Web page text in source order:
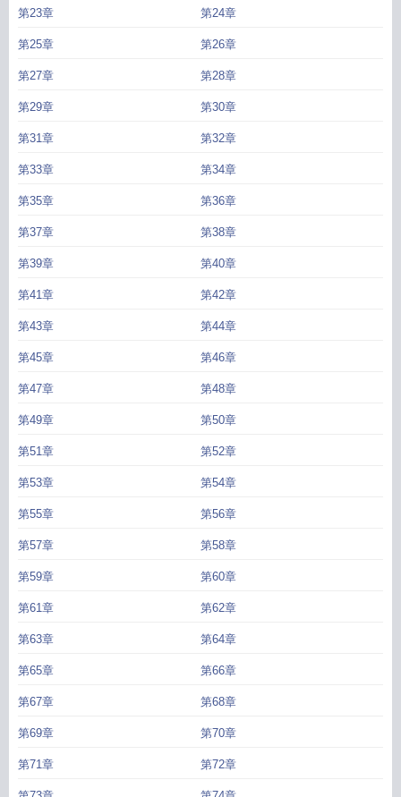
第23章 第24章
第25章 第26章
第27章 第28章
第29章 第30章
第31章 第32章
第33章 第34章
第35章 第36章
第37章 第38章
第39章 第40章
第41章 第42章
第43章 第44章
第45章 第46章
第47章 第48章
第49章 第50章
第51章 第52章
第53章 第54章
第55章 第56章
第57章 第58章
第59章 第60章
第61章 第62章
第63章 第64章
第65章 第66章
第67章 第68章
第69章 第70章
第71章 第72章